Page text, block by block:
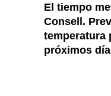
El tiempo
Consell.
temperatura
próximos